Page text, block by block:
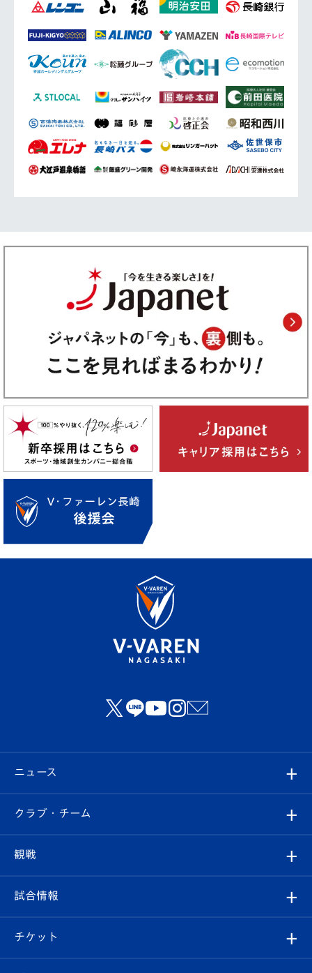
ニュース
すべて
クラブ
試合情報
クラブ・チーム
クラブ概要
エンブレム紹介
観戦
観戦ルール
はじめての観戦ガイド
試合情報
試合日程/結果
チケット